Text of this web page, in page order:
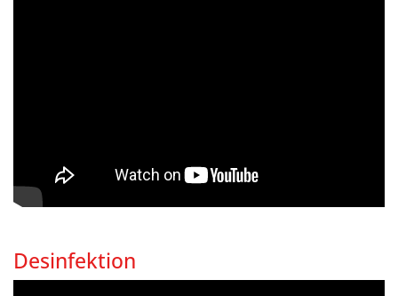
Desinfektion